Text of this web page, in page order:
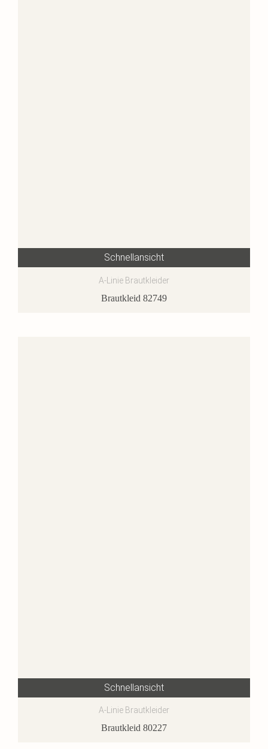
Schnellansicht
A-Linie Brautkleider
Brautkleid 82749
Schnellansicht
A-Linie Brautkleider
Brautkleid 80227